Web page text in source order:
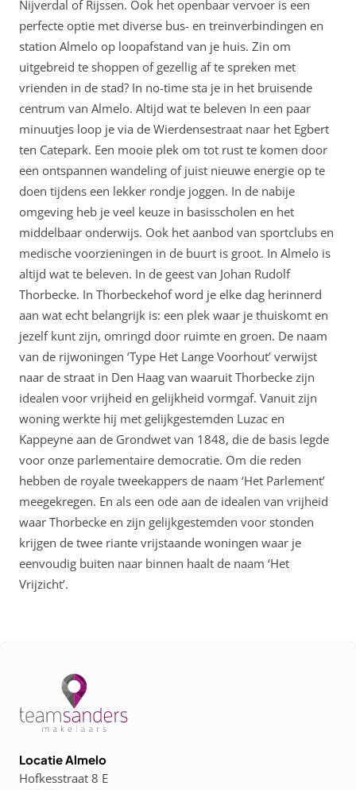
Nijverdal of Rijssen. Ook het openbaar vervoer is een
perfecte optie met diverse bus- en treinverbindingen en
station Almelo op loopafstand van je huis. Zin om
uitgebreid te shoppen of gezellig af te spreken met
vrienden in de stad? In no-time sta je in het bruisende
centrum van Almelo. Altijd wat te beleven In een paar
minuutjes loop je via de Wierdensestraat naar het Egbert
ten Catepark. Een mooie plek om tot rust te komen door
een ontspannen wandeling of juist nieuwe energie op te
doen tijdens een lekker rondje joggen. In de nabije
omgeving heb je veel keuze in basisscholen en het
middelbaar onderwijs. Ook het aanbod van sportclubs en
medische voorzieningen in de buurt is groot. In Almelo is
altijd wat te beleven. In de geest van Johan Rudolf
Thorbecke. In Thorbeckehof word je elke dag herinnerd
aan wat echt belangrijk is: een plek waar je thuiskomt en
jezelf kunt zijn, omringd door ruimte en groen. De naam
van de rijwoningen ‘Type Het Lange Voorhout’ verwijst
naar de straat in Den Haag van waaruit Thorbecke zijn
idealen voor vrijheid en gelijkheid vormgaf. Vanuit zijn
woning werkte hij met gelijkgestemden Luzac en
Kappeyne aan de Grondwet van 1848, die de basis legde
voor onze parlementaire democratie. Om die reden
hebben de royale tweekappers de naam ‘Het Parlement’
meegekregen. En als een ode aan de idealen van vrijheid
waar Thorbecke en zijn gelijkgestemden voor stonden
krijgen de twee riante vrijstaande woningen waar je
eenvoudig buiten naar binnen haalt de naam ‘Het
Vrijzicht’.
Locatie Almelo
Hofkesstraat 8 E